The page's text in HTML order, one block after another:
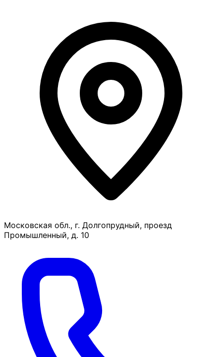
Московская обл., г. Долгопрудный, проезд
Промышленный, д. 10